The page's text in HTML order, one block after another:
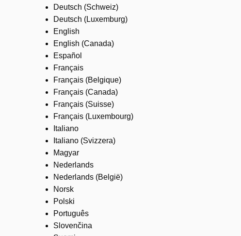
Deutsch (Schweiz)
Deutsch (Luxemburg)
English
English (Canada)
Español
Français
Français (Belgique)
Français (Canada)
Français (Suisse)
Français (Luxembourg)
Italiano
Italiano (Svizzera)
Magyar
Nederlands
Nederlands (België)
Norsk
Polski
Português
Slovenčina